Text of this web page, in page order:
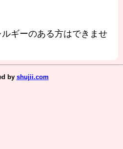
ギーのある方はできませ
by shujii.com